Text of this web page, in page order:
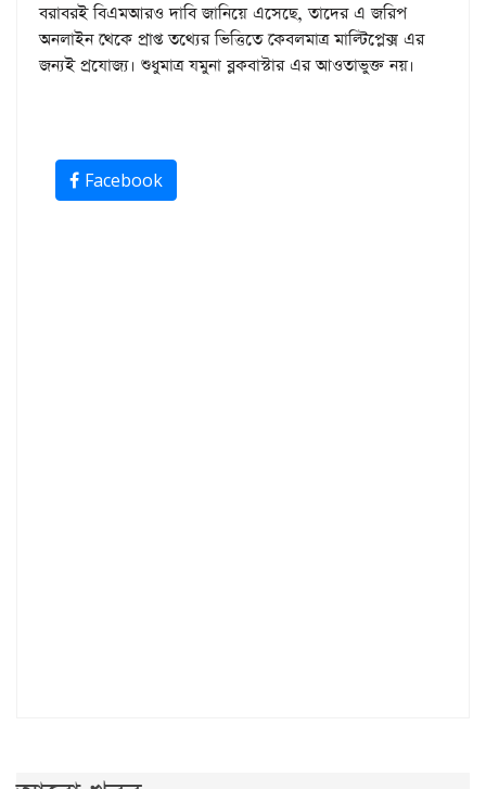
বরাবরই বিএমআরও দাবি জানিয়ে এসেছে, তাদের এ জরিপ
অনলাইন থেকে প্রাপ্ত তথ্যের ভিত্তিতে কেবলমাত্র মাল্টিপ্লেক্স এর
জন্যই প্রযোজ্য। শুধুমাত্র যমুনা ব্লকবাস্টার এর আওতাভুক্ত নয়।
Facebook